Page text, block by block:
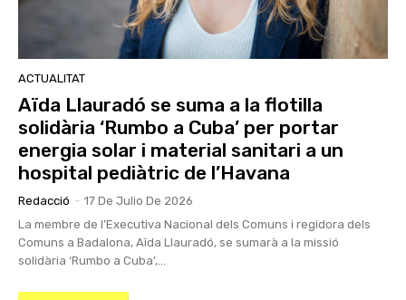
ACTUALITAT
Aïda Llauradó se suma a la flotilla
solidària ‘Rumbo a Cuba’ per portar
energia solar i material sanitari a un
hospital pediàtric de l’Havana
Redacció - 17 De Julio De 2026
La membre de l’Executiva Nacional dels Comuns i regidora dels
Comuns a Badalona, Aïda Llauradó, se sumarà a la missió
solidària ‘Rumbo a Cuba’,...